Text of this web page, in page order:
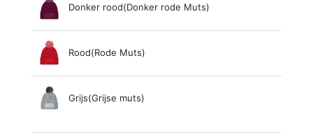
Donker rood(Donker rode Muts)
Rood(Rode Muts)
Grijs(Grijse muts)